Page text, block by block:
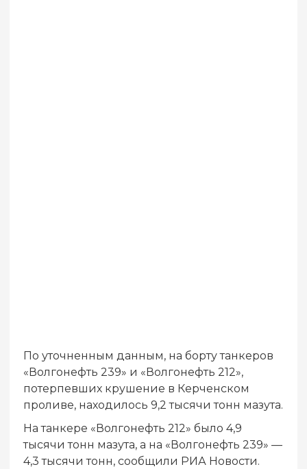
По уточненным данным, на борту танкеров
«Волгонефть 239» и «Волгонефть 212»,
потерпевших крушение в Керченском
проливе, находилось 9,2 тысячи тонн мазута.
На танкере «Волгонефть 212» было 4,9
тысячи тонн мазута, а на «Волгонефть 239» —
4,3 тысячи тонн, сообщили РИА Новости.